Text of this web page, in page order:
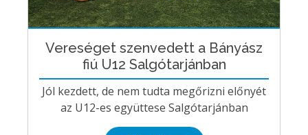
Vereséget szenvedett a Bányász
fiú U12 Salgótarjánban
Jól kezdett, de nem tudta megőrizni előnyét
az U12-es együttese Salgótarjánban